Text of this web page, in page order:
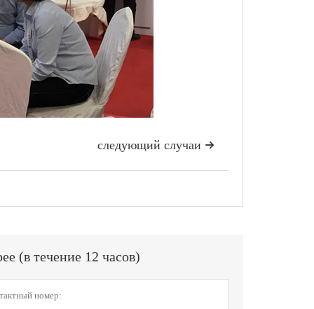

следующий случаи
(в течение 12 часов)